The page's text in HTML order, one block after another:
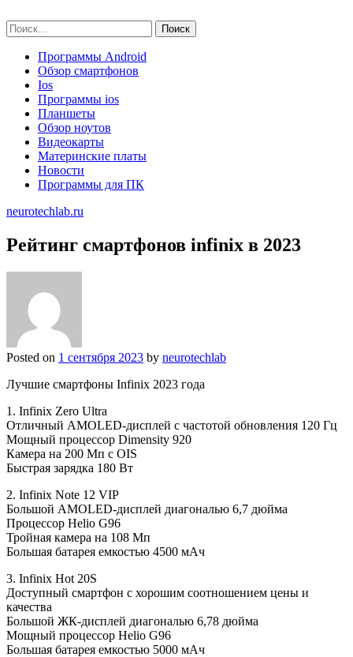
to
content
Найти:
Программы Android
Обзор смартфонов
Ios
Программы ios
Планшеты
Обзор ноутов
Видеокарты
Материнские платы
Новости
Программы для ПК
neurotechlab.ru
Рейтинг смартфонов infinix в 2023
Posted on 1 сентября 2023 by neurotechlab
Лучшие смартфоны Infinix 2023 года
1. Infinix Zero Ultra
Отличный AMOLED-дисплей с частотой обновления 120 Гц
Мощный процессор Dimensity 920
Камера на 200 Мп с OIS
Быстрая зарядка 180 Вт
2. Infinix Note 12 VIP
Большой AMOLED-дисплей диагональю 6,7 дюйма
Процессор Helio G96
Тройная камера на 108 Мп
Большая батарея емкостью 4500 мАч
3. Infinix Hot 20S
Доступный смартфон с хорошим соотношением цены и
качества
Большой ЖК-дисплей диагональю 6,78 дюйма
Мощный процессор Helio G96
Большая батарея емкостью 5000 мАч